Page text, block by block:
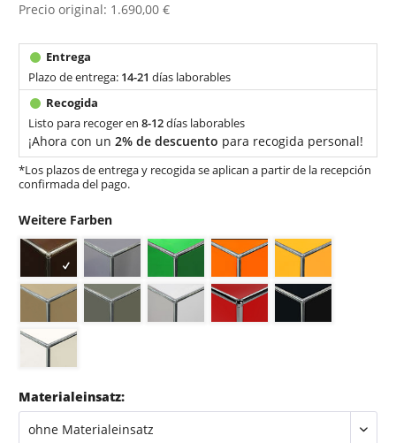
Precio original: 1.690,00 €
Plazo de entrega: 14-21 días laborables
Listo para recoger en8-12días laborables
¡Ahora con un2% de descuento para recogida personal!
*Los plazos de entrega y recogida se aplican a partir de la recepción
confirmada del pago.
Weitere Farben
Materialeinsatz: